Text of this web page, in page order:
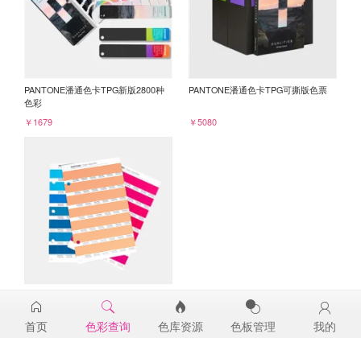
PANTONE潘通色卡TPG新版2800种
色彩
￥1679
PANTONE潘通色卡TPG可撕版色票
￥5080
15-1340TPG
￥98
首页 色彩查询 色库资源 色板管理 我的